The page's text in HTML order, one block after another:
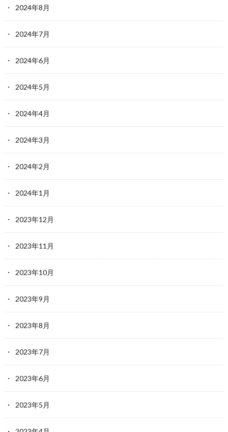
2024年8月
2024年7月
2024年6月
2024年5月
2024年4月
2024年3月
2024年2月
2024年1月
2023年12月
2023年11月
2023年10月
2023年9月
2023年8月
2023年7月
2023年6月
2023年5月